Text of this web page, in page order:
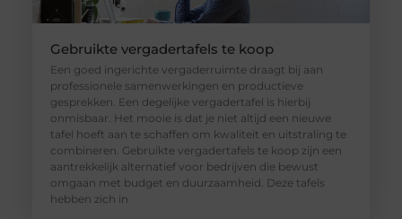
Gebruikte vergadertafels te koop
Een goed ingerichte vergaderruimte draagt bij aan
professionele samenwerkingen en productieve
gesprekken. Een degelijke vergadertafel is hierbij
onmisbaar. Het mooie is dat je niet altijd een nieuwe
tafel hoeft aan te schaffen om kwaliteit en uitstraling te
combineren. Gebruikte vergadertafels te koop zijn een
aantrekkelijk alternatief voor bedrijven die bewust
omgaan met budget en duurzaamheid. Deze tafels
hebben zich in